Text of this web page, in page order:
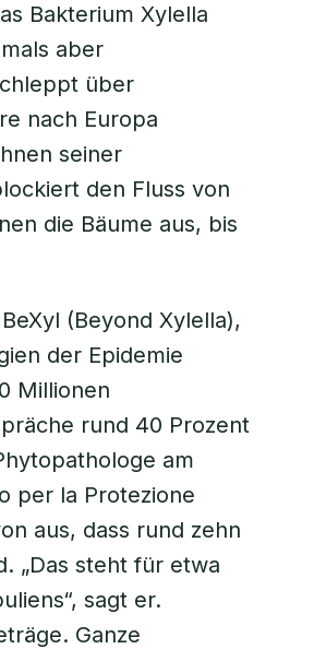
Bakterium Xylella
aber
über
nach Europa
seiner
den Fluss von
die Bäume aus, bis
(Beyond Xylella),
der Epidemie
Millionen
rund 40 Prozent
am
per la Protezione
aus, dass rund zehn
„Das steht für etwa
sagt er.
Ganze